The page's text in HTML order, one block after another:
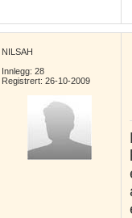
NILSAH
Innlegg: 28
Registrert: 26-10-2009